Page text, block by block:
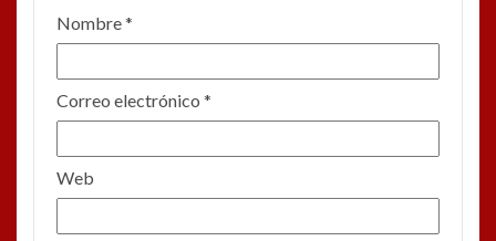
Nombre*
Correo electrónico *
Web